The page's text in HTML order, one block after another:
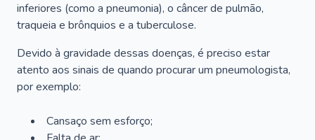
inferiores (como a pneumonia), o câncer de pulmão,
traqueia e brônquios e a tuberculose.
Devido à gravidade dessas doenças, é preciso estar
atento aos sinais de quando procurar um pneumologista,
por exemplo:
Cansaço sem esforço;